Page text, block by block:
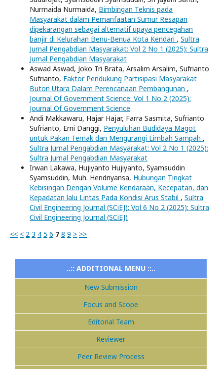
Nurmaida Nurmaida, Bimbingan Teknis pada
Masyarakat dalam Pemanfaatan Sumur Resapan
dipekarangan sebagai alternatif upaya pencegahan
banjir di Kelurahan Benu-Benua Kota Kendari , Sultra
Jurnal Pengabdian Masyarakat: Vol 2 No 1 (2025): Sultra
Jurnal Pengabdian Masyarakat
Aswad Aswad, Joko Tri Brata, Arsalim Arsalim, Sufrianto
Sufrianto, Faktor Pendukung Partisipasi Masyarakat
Buton Utara Dalam Perencanaan Pembangunan ,
Journal Of Government Science: Vol 1 No 2 (2025):
Journal Of Government Science
Andi Makkawaru, Hajar Hajar, Farra Sasmita, Sufrianto
Sufrianto, Erni Danggi, Penyuluhan Budidaya Magot
untuk Pakan Ternak dan Mengurangi Limbah Sampah ,
Sultra Jurnal Pengabdian Masyarakat: Vol 2 No 1 (2025):
Sultra Jurnal Pengabdian Masyarakat
Irwan Lakawa, Hujiyanto Hujiyanto, Syamsuddin
Syamsuddin, Muh. Hendriyansa, Hubungan Tingkat
Kebisingan Dengan Volume Kendaraan, Kecepatan, dan
Kepadatan lalu Lintas Pada Kondisi Arus Stabil , Sultra
Civil Engineering Journal (SCiEJ): Vol 6 No 2 (2025): Sultra
Civil Engineering Journal (SCiEJ)
<< < 2 3 4 5 6 7 8 9 > >>
..:: ADDITIONAL MENU ::..
New Submission
Focus and Scope
Editorial Team
Reviewer
Peer Review Process